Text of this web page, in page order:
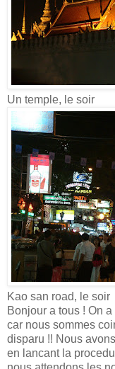
Un temple, le soir
Kao san road, le soir
Bonjour a tous ! On
car nous sommes
disparu !! Nous
en lancant la